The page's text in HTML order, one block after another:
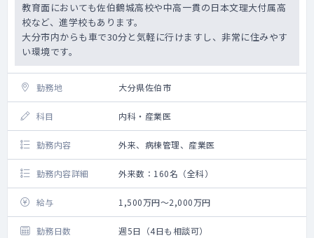
教育面においても佐伯鶴城高校や中高一貫の日本文理大付属高
校など、進学校もあります。
大分市内からも車で30分と気軽に行けますし、非常に住みやす
い環境です。
勤務地 大分県佐伯市
科目 内科・産業医
勤務内容 外来、病棟管理、産業医
勤務内容詳細 外来数：160名（全科）
給与 1,500万円～2,000万円
勤務日数 週5日（4日も相談可）